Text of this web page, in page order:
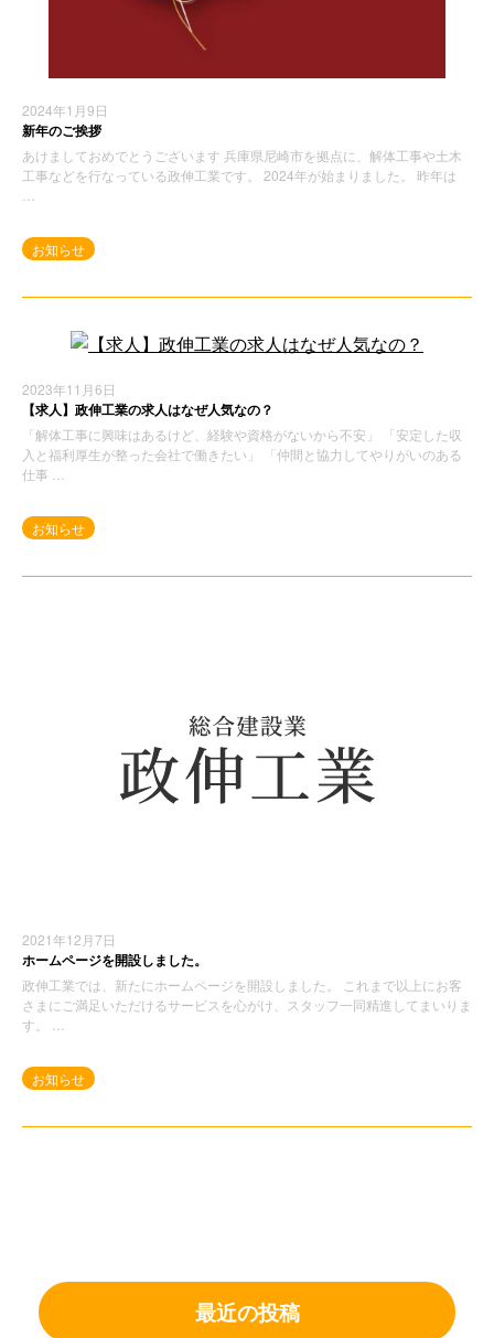
2024年1月9日
新年のご挨拶
あけましておめでとうございます 兵庫県尼崎市を拠点に、解体工事や土木
工事などを行なっている政伸工業です。 2024年が始まりました。 昨年は
お知らせ
2023年11月6日
【求人】政伸工業の求人はなぜ人気なの？
「解体工事に興味はあるけど、経験や資格がないから不安」 「安定した収
入と福利厚生が整った会社で働きたい」 「仲間と協力してやりがいのある
仕事 …
お知らせ
2021年12月7日
ホームページを開設しました。
政伸工業では、新たにホームページを開設しました。 これまで以上にお客
さまにご満足いただけるサービスを心がけ、スタッフ一同精進してまいりま
す。 …
お知らせ
最近の投稿